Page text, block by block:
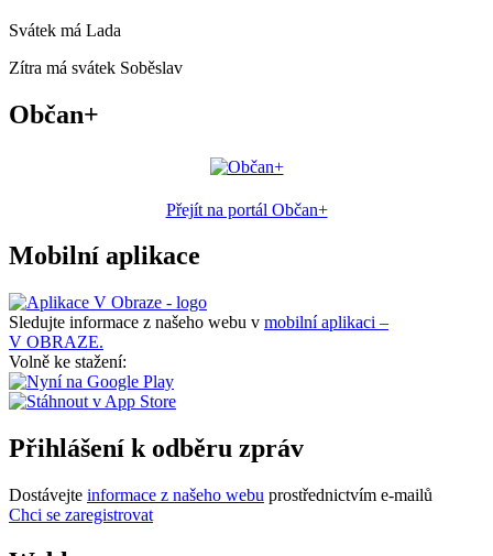
Svátek má Lada
Zítra má svátek Soběslav
Občan+
Přejít na portál Občan+
Mobilní aplikace
Sledujte informace z našeho webu v mobilní aplikaci –
V OBRAZE.
Volně ke stažení:
Přihlášení k odběru zpráv
Dostávejte informace z našeho webu prostřednictvím e-mailů
Chci se zaregistrovat